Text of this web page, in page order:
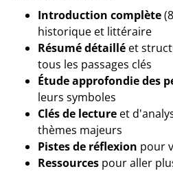
Introduction complète
historique et littéraire
Résumé détaillé et
tous les passages clés
Étude approfondie des
leurs symboles
Clés de lecture et
thèmes majeurs
Pistes de réflexion pour
Ressources pour aller